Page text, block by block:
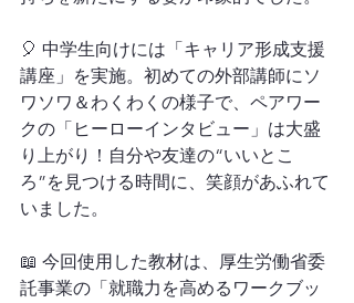
🎈 中学生向けには「キャリア形成支援
講座」を実施。初めての外部講師にソ
ワソワ＆わくわくの様子で、ペアワー
クの「ヒーローインタビュー」は大盛
り上がり！自分や友達の“いいとこ
ろ”を見つける時間に、笑顔があふれて
いました。
📖 今回使用した教材は、厚生労働省委
託事業の「就職力を高めるワークブッ